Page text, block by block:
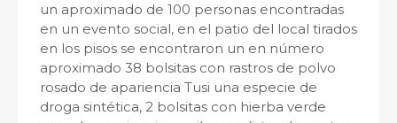
un aproximado de 100 personas encontradas
en un evento social, en el patio del local tirados
en los pisos se encontraron un en número
aproximado 38 bolsitas con rastros de polvo
rosado de apariencia Tusi una especie de
droga sintética, 2 bolsitas con hierba verde